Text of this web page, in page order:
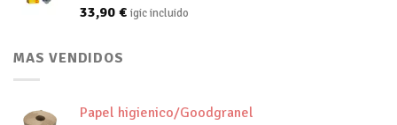
33,90 € igic incluido
MAS VENDIDOS
Papel higienico/Goodgranel